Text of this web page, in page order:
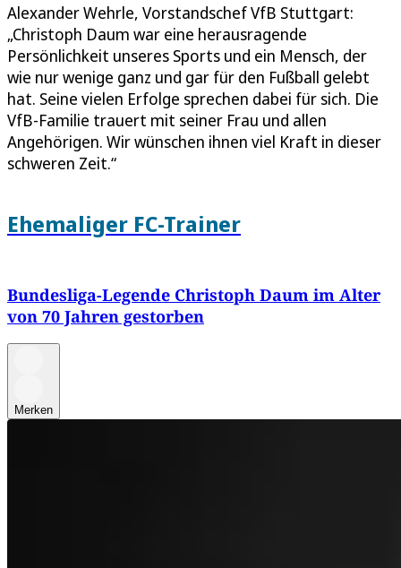
Alexander Wehrle, Vorstandschef VfB Stuttgart:
„Christoph Daum war eine herausragende
Persönlichkeit unseres Sports und ein Mensch, der
wie nur wenige ganz und gar für den Fußball gelebt
hat. Seine vielen Erfolge sprechen dabei für sich. Die
VfB-Familie trauert mit seiner Frau und allen
Angehörigen. Wir wünschen ihnen viel Kraft in dieser
schweren Zeit.“
Ehemaliger FC-Trainer
Bundesliga-Legende Christoph Daum im Alter
von 70 Jahren gestorben
Merken